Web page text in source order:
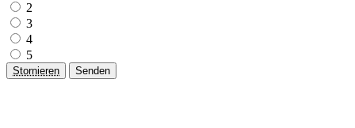
2
3
4
5
Stornieren Senden